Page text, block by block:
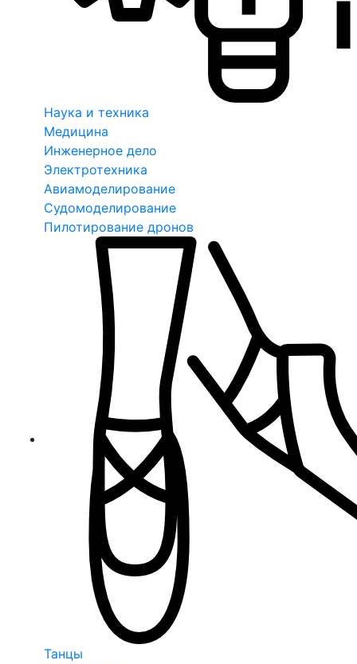
Наука и техника
Медицина
Инженерное дело
Электротехника
Авиамоделирование
Судомоделирование
Пилотирование дронов
Танцы